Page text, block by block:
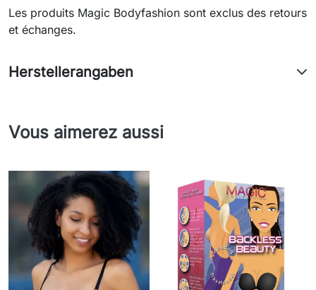
Les produits Magic Bodyfashion sont exclus des retours
et échanges.
Herstellerangaben
Vous aimerez aussi